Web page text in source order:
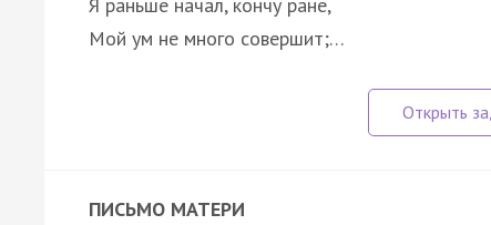
Мой ум не много совершит;…
ПИСЬМО МАТЕРИ